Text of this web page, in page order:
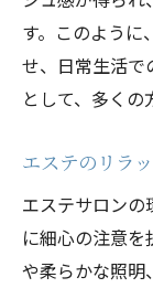
す。このように
せ、日常生活で
として、多くの
エステのリラ
エステサロンの
に細心の注意を
や柔らかな照明